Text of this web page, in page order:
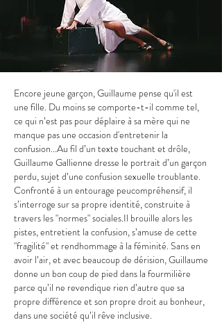
Encore jeune garçon, Guillaume pense qu'il est
une fille. Du moins se comporte-t-il comme tel,
ce qui n’est pas pour déplaire à sa mère qui ne
manque pas une occasion d'entretenir la
confusion...Au fil d’un texte touchant et drôle,
Guillaume Gallienne dresse le portrait d’un garçon
perdu, sujet d’une confusion sexuelle troublante.
Confronté à un entourage peucompréhensif, il
s’interroge sur sa propre identité, construite à
travers les "normes" sociales.Il brouille alors les
pistes, entretient la confusion, s’amuse de cette
"fragilité" et rendhommage à la féminité. Sans en
avoir l’air, et avec beaucoup de dérision, Guillaume
donne un bon coup de pied dans la fourmilière
parce qu’il ne revendique rien d’autre que sa
propre différence et son propre droit au bonheur,
dans une société qu’il rêve inclusive.